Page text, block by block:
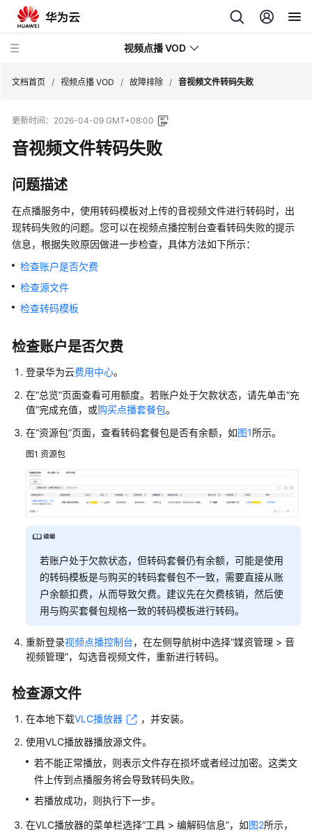
视频点播 VOD
最
新
动
服
务
公
告
产
介
速
入
门
用
户
指
南
佳
考
服
端
SDK
参
考
常
见
问
文档首页 / 视频点播 VOD / 故障排除 / 音视频文件转码失败
更新时间： 2026-04-09 GMT+08:00
音视频文件转码失败
问题描述
在点播服务中，使用转码模板对上传的音视频文件进行转码时，出
现转码失败的问题。您可以在视频点播控制台查看转码失败的提示
信息，根据失败原因做进一步检查，具体方法如下所示：
检查账户是否欠费
检查源文件
检查转码模板
检查账户是否欠费
登录华为云费用中心。
在“总览”页面查看可用额度。若账户处于欠款状态，请先单击“充
值”完成充值，或购买点播套餐包。
在“资源包”页面，查看转码套餐包是否有余额，如图1所示。
图1 资源包
若账户处于欠款状态，但转码套餐仍有余额，可能是使用
的转码模板是与购买的转码套餐包不一致，需要直接从账
户余额扣费，从而导致欠费。建议先在欠费核销，然后使
用与购买套餐包规格一致的转码模板进行转码。
重新登录视频点播控制台，在左侧导航树中选择“媒资管理 > 音
视频管理”，勾选音视频文件，重新进行转码。
检查源文件
在本地下载VLC播放器
，并安装。
使用VLC播放器播放源文件。
若不能正常播放，则表示文件存在损坏或者经过加密。这类文
件上传到点播服务将会导致转码失败。
若播放成功，则执行下一步。
在VLC播放器的菜单栏选择“工具 > 编解码信息”，如图2所示，